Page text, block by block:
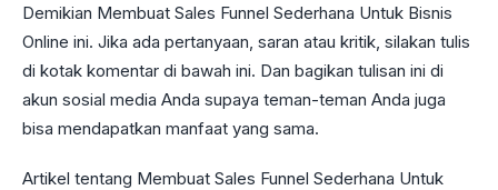
Demikian Membuat Sales Funnel Sederhana Untuk Bisnis
Online ini. Jika ada pertanyaan, saran atau kritik, silakan tulis
di kotak komentar di bawah ini. Dan bagikan tulisan ini di
akun sosial media Anda supaya teman-teman Anda juga
bisa mendapatkan manfaat yang sama.
Artikel tentang Membuat Sales Funnel Sederhana Untuk